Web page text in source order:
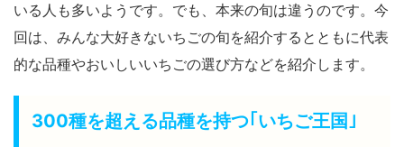
いる人も多いようです。でも、本来の旬は違うのです。今
回は、みんな大好きないちごの旬を紹介するとともに代表
的な品種やおいしいいちごの選び方などを紹介します。
300種を超える品種を持つ｢いちご王国｣